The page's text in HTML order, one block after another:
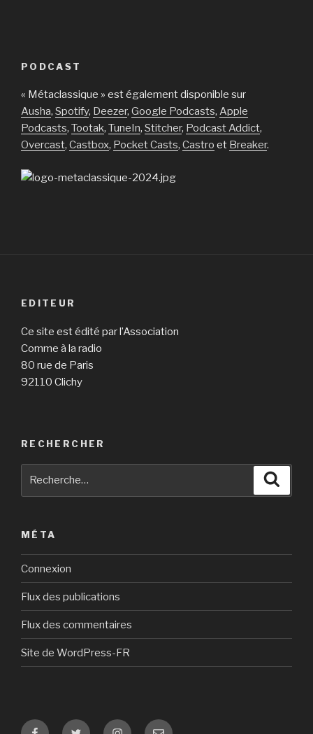
PODCAST
« Métaclassique » est également disponible sur
Ausha, Spotify, Deezer, Google Podcasts, Apple
Podcasts, Tootak, TuneIn, Stitcher, Podcast Addict,
Overcast, Castbox, Pocket Casts, Castro et Breaker.
EDITEUR
Ce site est édité par l’Association
Comme à la radio
80 rue de Paris
92110 Clichy
RECHERCHER
MÉTA
Connexion
Flux des publications
Flux des commentaires
Site de WordPress-FR
FacebookTwitter Instagram
E-